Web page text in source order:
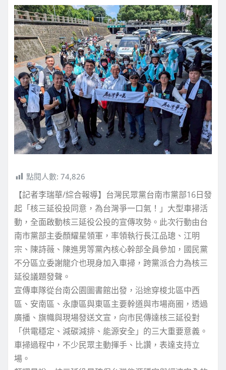
點閱人數: 74,826
【記者李瑞華/綜合報導】台灣民眾黨台南市黨部16日發
起「核三延役投同意，為台灣爭一口氣！」大型車掃活
動，全面啟動核三延役公投的宣傳攻勢。此次行動由台
南市黨部主委顏耀星領軍，率領執行長江品璁、江明
宗、陳詩薇、陳進男等黨內核心幹部全員參加，國民黨
不分區立委謝龍介也現身加入車掃，跨黨派合力為核三
延役議題發聲。
宣傳車隊從台南公園圖書館出發，沿途穿梭北區中西
區、安南區、永康區與東區主要幹道與市場商圈，透過
廣播、旗幟與現場發送文宣，向市民傳達核三延役對
「供電穩定、減碳減排、能源安全」的三大重要意義。
車掃過程中，不少民眾主動揮手、比讚，表達支持立
場。